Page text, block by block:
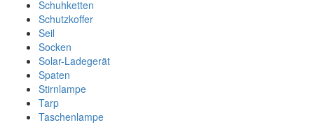
Schuhketten
Schutzkoffer
Seil
Socken
Solar-Ladegerät
Spaten
Stirnlampe
Tarp
Taschenlampe